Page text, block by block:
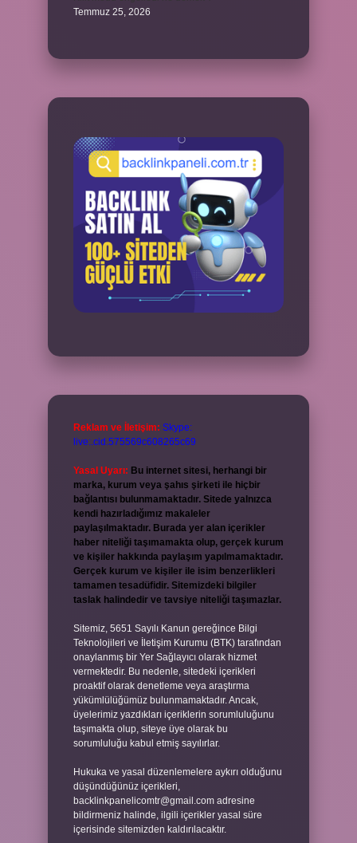
Temmuz 25, 2026
Reklam ve İletişim: Skype:
live:.cid.575569c608265c69
Yasal Uyarı: Bu internet sitesi, herhangi bir
marka, kurum veya şahıs şirketi ile hiçbir
bağlantısı bulunmamaktadır. Sitede yalnızca
kendi hazırladığımız makaleler
paylaşılmaktadır. Burada yer alan içerikler
haber niteliği taşımamakta olup, gerçek kurum
ve kişiler hakkında paylaşım yapılmamaktadır.
Gerçek kurum ve kişiler ile isim benzerlikleri
tamamen tesadüfidir. Sitemizdeki bilgiler
taslak halindedir ve tavsiye niteliği taşımazlar.
Sitemiz, 5651 Sayılı Kanun gereğince Bilgi
Teknolojileri ve İletişim Kurumu (BTK) tarafından
onaylanmış bir Yer Sağlayıcı olarak hizmet
vermektedir. Bu nedenle, sitedeki içerikleri
proaktif olarak denetleme veya araştırma
yükümlülüğümüz bulunmamaktadır. Ancak,
üyelerimiz yazdıkları içeriklerin sorumluluğunu
taşımakta olup, siteye üye olarak bu
sorumluluğu kabul etmiş sayılırlar.
Hukuka ve yasal düzenlemelere aykırı olduğunu
düşündüğünüz içerikleri,
backlinkpanelicomtr@gmail.com adresine
bildirmeniz halinde, ilgili içerikler yasal süre
içerisinde sitemizden kaldırılacaktır.